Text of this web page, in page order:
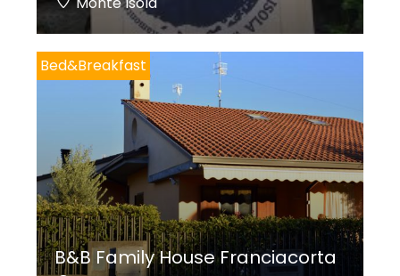
Bed&Breakfast
B&B Family House Franciacorta